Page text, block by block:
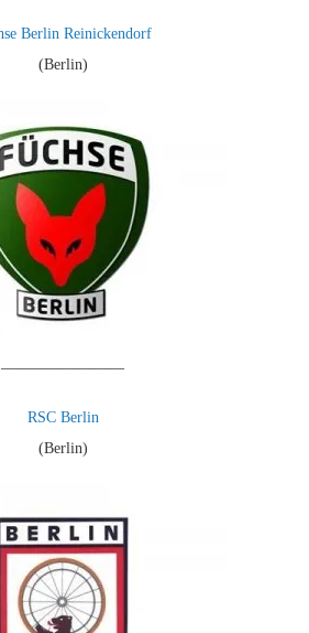
Berlin Reinickendorf
(Berlin)
————————
RSC Berlin
(Berlin)